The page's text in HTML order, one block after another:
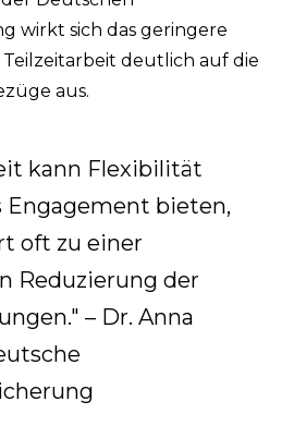
wirkt sich das geringere
deutlich auf die
aus.
kann Flexibilität
Engagement bieten,
oft zu einer
Reduzierung der
– Dr. Anna